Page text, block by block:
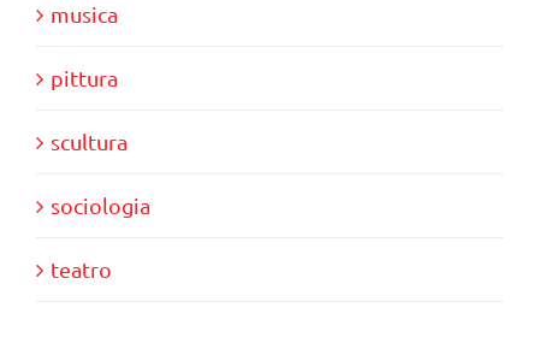
musica
pittura
scultura
sociologia
teatro